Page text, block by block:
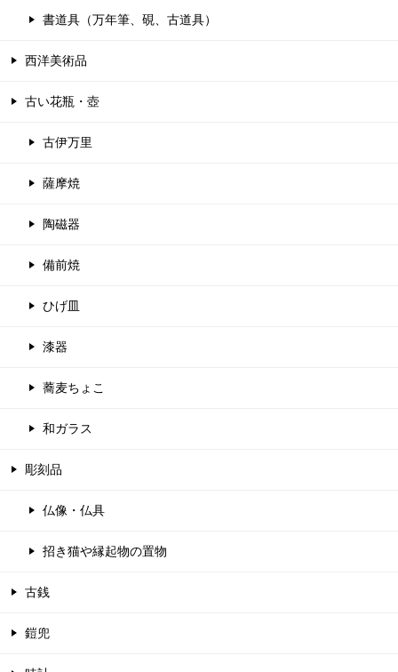
書道具（万年筆、硯、古道具）
西洋美術品
古い花瓶・壺
古伊万里
薩摩焼
陶磁器
備前焼
ひげ皿
漆器
蕎麦ちょこ
和ガラス
彫刻品
仏像・仏具
招き猫や縁起物の置物
古銭
鎧兜